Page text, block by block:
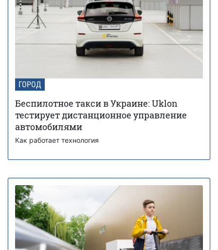
ГОРОД
Беспилотное такси в Украине: Uklon
тестирует дистанционное управление
автомобилями
Как работает технология